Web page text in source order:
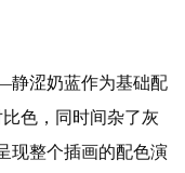
静涩奶蓝作为基础配
色，同时间杂了灰
现整个插画的配色演